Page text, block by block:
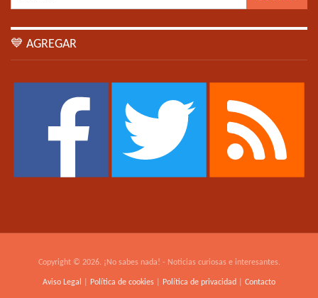
💙 AGREGAR
Copyright © 2026. ¡No sabes nada! - Noticias curiosas e interesantes.
Aviso Legal Política de cookies Política de privacidad Contacto